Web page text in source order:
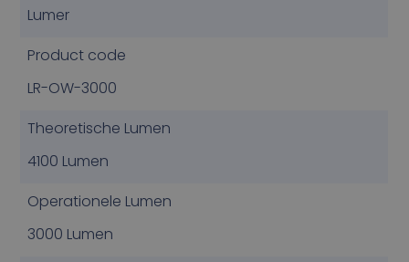
Lumer
Product code
LR-OW-3000
Theoretische Lumen
4100 Lumen
Operationele Lumen
3000 Lumen